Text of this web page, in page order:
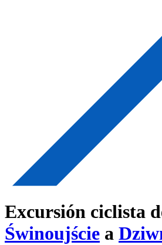
Excursión ciclista
Świnoujście a